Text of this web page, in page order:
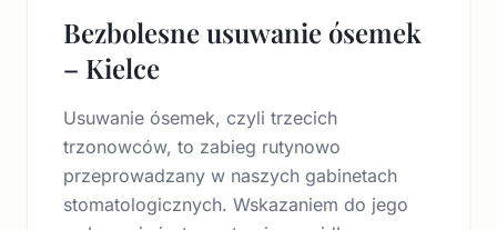
Bezbolesne usuwanie ósemek
– Kielce
Usuwanie ósemek, czyli trzecich
trzonowców, to zabieg rutynowo
przeprowadzany w naszych gabinetach
stomatologicznych. Wskazaniem do jego